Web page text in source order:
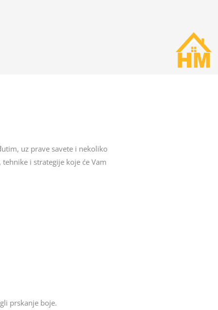
uz prave savete i nekoliko
i strategije koje će Vam
prskanje boje.